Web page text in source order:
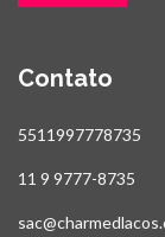
Contato
5511997778735
11 9 9777-8735